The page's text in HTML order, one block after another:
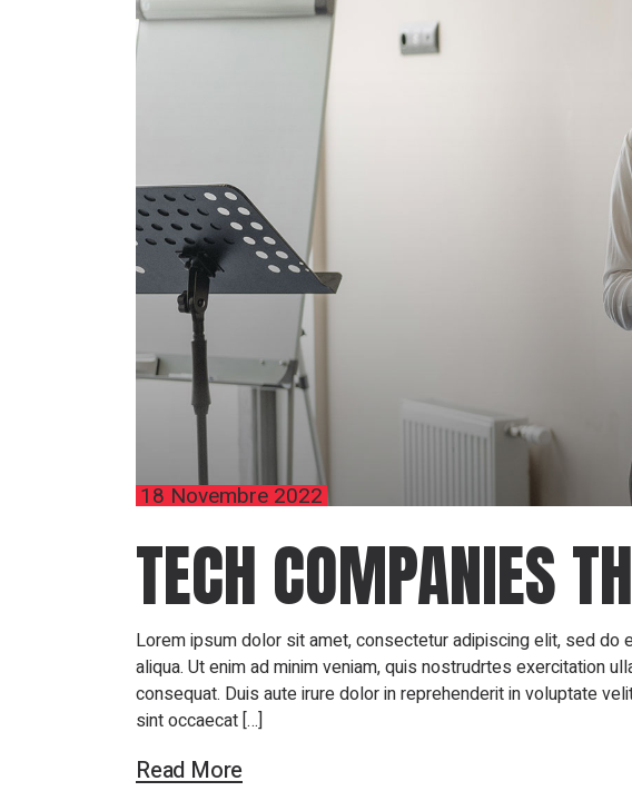
18 Novembre 2022
TECH COMPANIES
Lorem ipsum dolor sit amet, consectetur adipiscing elit, sed
aliqua. Ut enim ad minim veniam, quis nostrudrtes exercitation
consequat. Duis aute irure dolor in reprehenderit in voluptate
sint occaecat […]
Read More